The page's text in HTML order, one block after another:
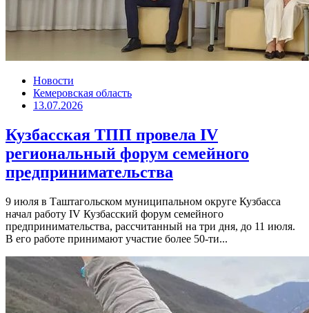
Новости
Кемеровская область
13.07.2026
Кузбасская ТПП провела IV
региональный форум семейного
предпринимательства
9 июля в Таштагольском муниципальном округе Кузбасса
начал работу IV Кузбасский форум семейного
предпринимательства, рассчитанный на три дня, до 11 июля.
В его работе принимают участие более 50-ти...